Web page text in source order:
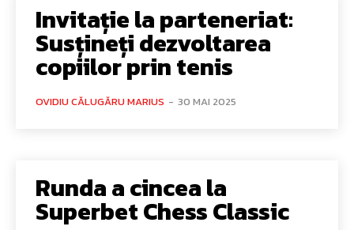
Invitație la parteneriat:
Susțineți dezvoltarea
copiilor prin tenis
OVIDIU CĂLUGĂRU MARIUS - 30 MAI 2025
Runda a cincea la
Superbet Chess Classic